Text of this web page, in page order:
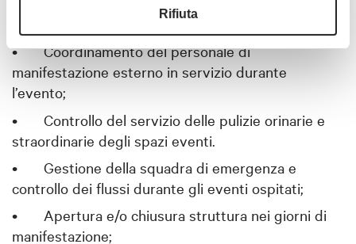
Rifiuta
•
Coordinamento del personale di
manifestazione esterno in servizio durante
l’evento;
•
Controllo del servizio delle pulizie orinarie e
straordinarie degli spazi eventi.
•
Gestione della squadra di emergenza e
controllo dei flussi durante gli eventi ospitati;
•
Apertura e/o chiusura struttura nei giorni di
manifestazione;